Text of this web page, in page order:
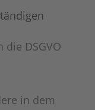
die DSGVO
in dem